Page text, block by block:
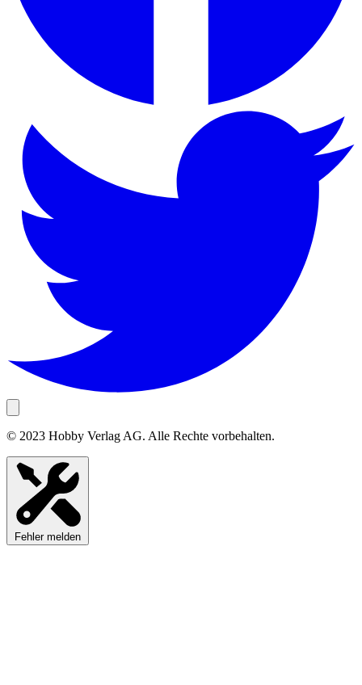
© 2023 Hobby Verlag AG. Alle Rechte vorbehalten.
Fehler melden